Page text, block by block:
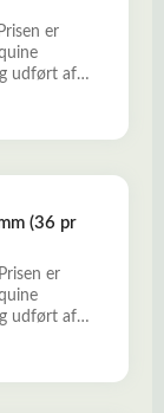
er
udført af
for f.eks.
(36 pr
er
udført af
for f.eks.